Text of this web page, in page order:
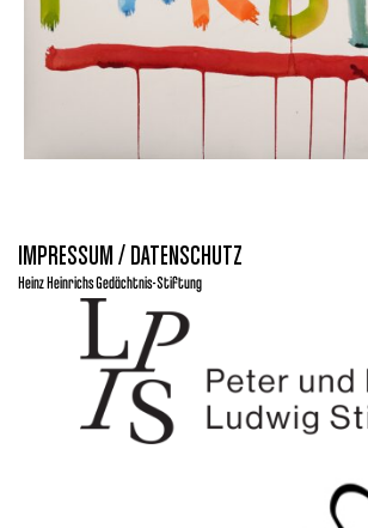
IMPRESSUM / DATENSCHUTZ
Heinz Heinrichs Gedächtnis-Stiftung